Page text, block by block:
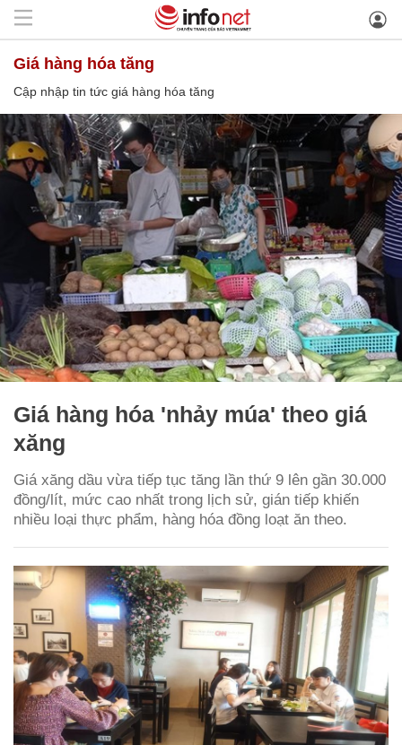
giá hàng hóa tăng
Cập nhập tin tức giá hàng hóa tăng
Giá hàng hóa 'nhảy múa' theo giá
xăng
Giá xăng dầu vừa tiếp tục tăng lần thứ 9 lên gần 30.000
đồng/lít, mức cao nhất trong lịch sử, gián tiếp khiến
nhiều loại thực phẩm, hàng hóa đồng loạt ăn theo.